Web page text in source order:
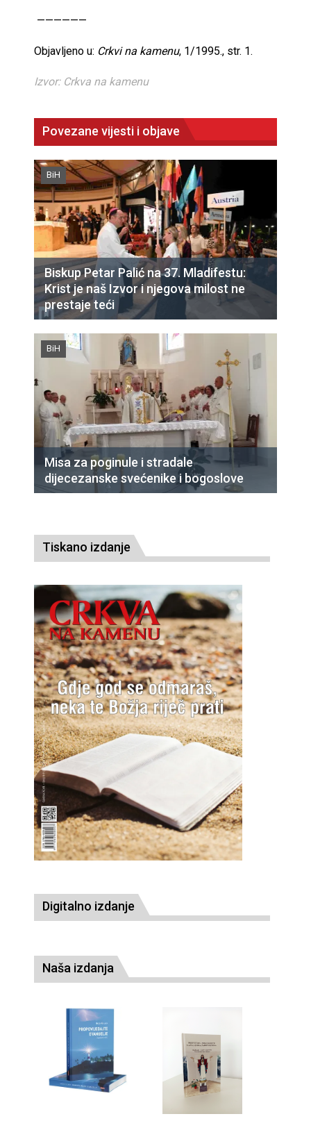
——————
Objavljeno u: Crkvi na kamenu, 1/1995., str. 1.
Izvor: Crkva na kamenu
Povezane vijesti i objave
BiH
Biskup Petar Palić na 37. Mladifestu:
Krist je naš Izvor i njegova milost ne
prestaje teći
BiH
Misa za poginule i stradale
dijecezanske svećenike i bogoslove
Tiskano izdanje
Digitalno izdanje
Naša izdanja